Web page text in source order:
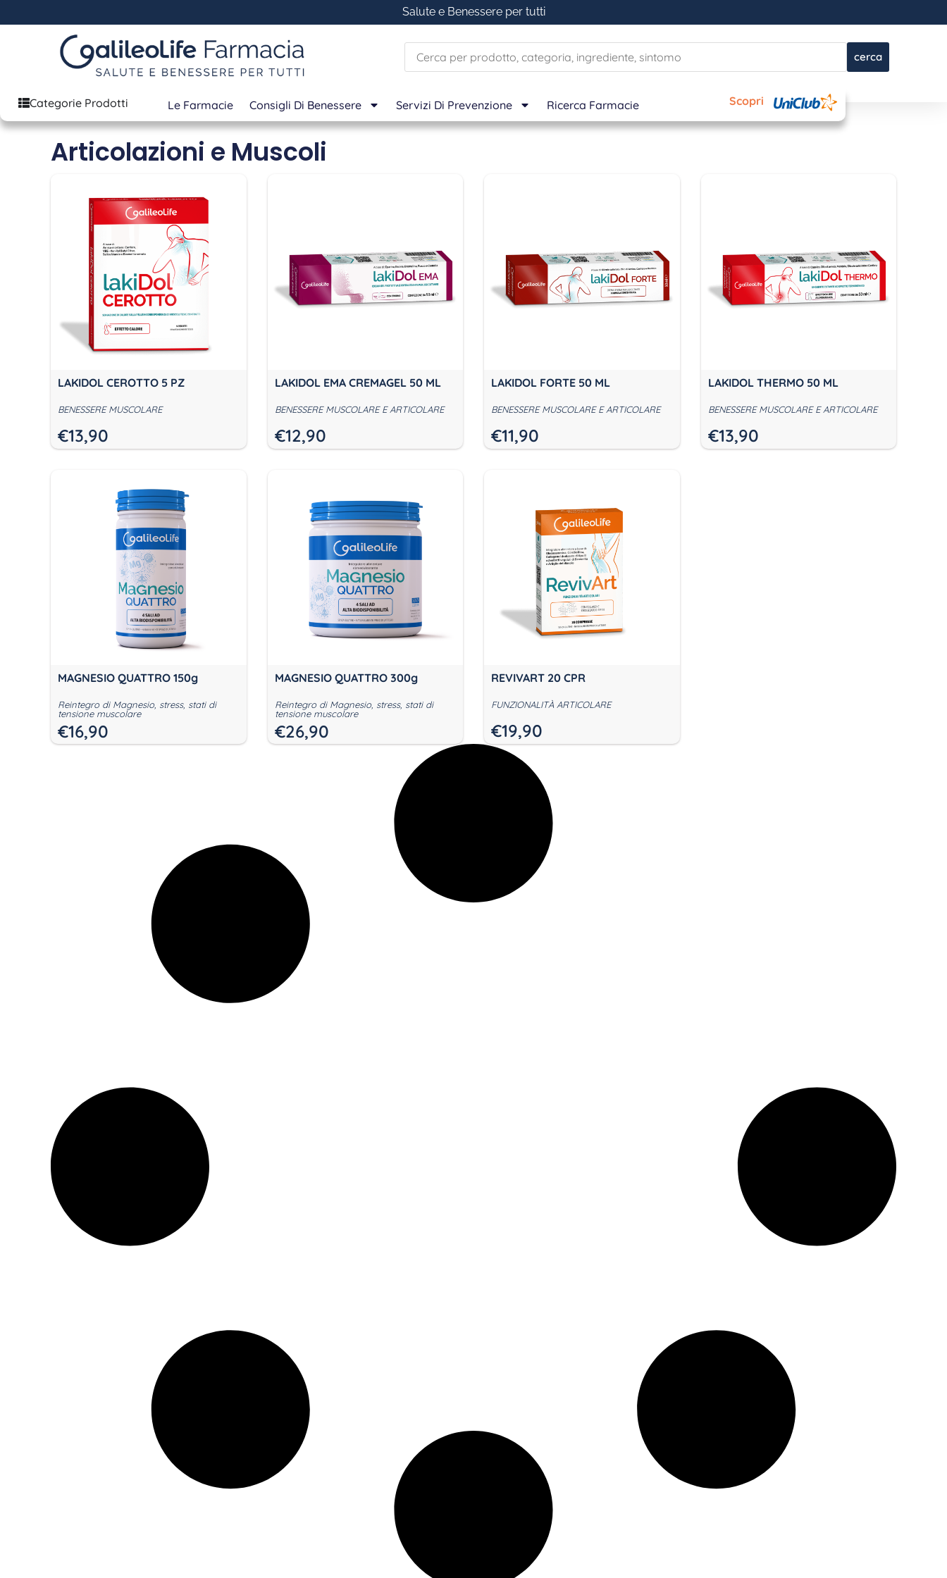
Salute e Benessere per tutti
cerca
Categorie Prodotti Le Farmacie Consigli Di Benessere Servizi Di Prevenzione Ricerca Farmacie Scopri
Articolazioni e Muscoli
LAKIDOL CEROTTO 5 PZ
BENESSERE MUSCOLARE
€13,90
LAKIDOL EMA CREMAGEL 50 ML
BENESSERE MUSCOLARE E ARTICOLARE
€12,90
LAKIDOL FORTE 50 ML
BENESSERE MUSCOLARE E ARTICOLARE
€11,90
LAKIDOL THERMO 50 ML
BENESSERE MUSCOLARE E ARTICOLARE
€13,90
MAGNESIO QUATTRO 150g
Reintegro di Magnesio, stress, stati di
tensione muscolare
€16,90
MAGNESIO QUATTRO 300g
Reintegro di Magnesio, stress, stati di
tensione muscolare
€26,90
REVIVART 20 CPR
FUNZIONALITÀ ARTICOLARE
€19,90